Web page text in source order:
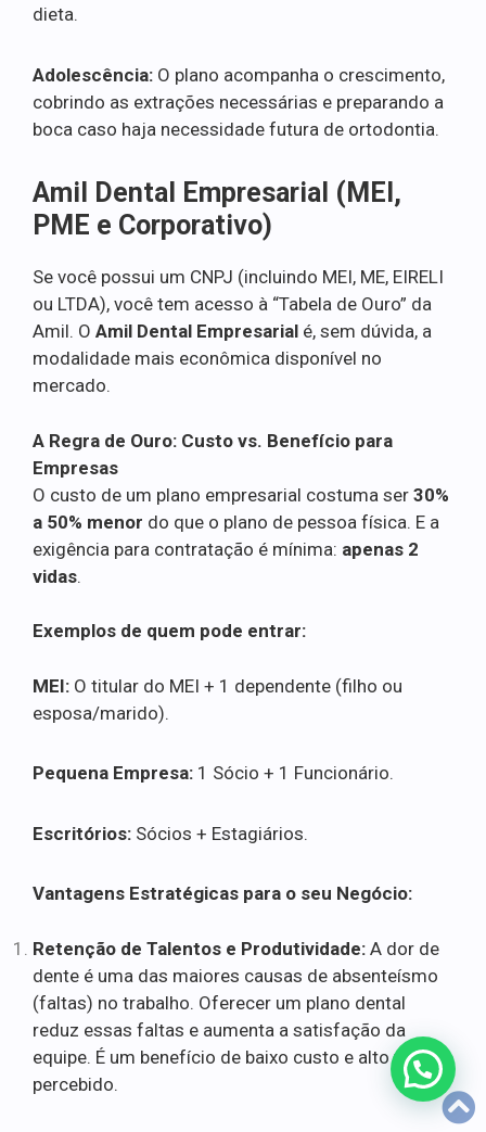
dieta.
Adolescência: O plano acompanha o crescimento,
cobrindo as extrações necessárias e preparando a
boca caso haja necessidade futura de ortodontia.
Amil Dental Empresarial (MEI,
PME e Corporativo)
Se você possui um CNPJ (incluindo MEI, ME, EIRELI
ou LTDA), você tem acesso à “Tabela de Ouro” da
Amil. O Amil Dental Empresarial é, sem dúvida, a
modalidade mais econômica disponível no
mercado.
A Regra de Ouro: Custo vs. Benefício para
Empresas
O custo de um plano empresarial costuma ser 30%
a 50% menor do que o plano de pessoa física. E a
exigência para contratação é mínima: apenas 2
vidas.
Exemplos de quem pode entrar:
MEI: O titular do MEI + 1 dependente (filho ou
esposa/marido).
Pequena Empresa: 1 Sócio + 1 Funcionário.
Escritórios: Sócios + Estagiários.
Vantagens Estratégicas para o seu Negócio:
Retenção de Talentos e Produtividade: A dor de
dente é uma das maiores causas de absenteísmo
(faltas) no trabalho. Oferecer um plano dental
reduz essas faltas e aumenta a satisfação da
equipe. É um benefício de baixo custo e alto valor
percebido.